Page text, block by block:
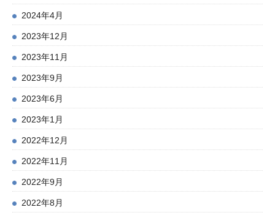
2024年4月
2023年12月
2023年11月
2023年9月
2023年6月
2023年1月
2022年12月
2022年11月
2022年9月
2022年8月